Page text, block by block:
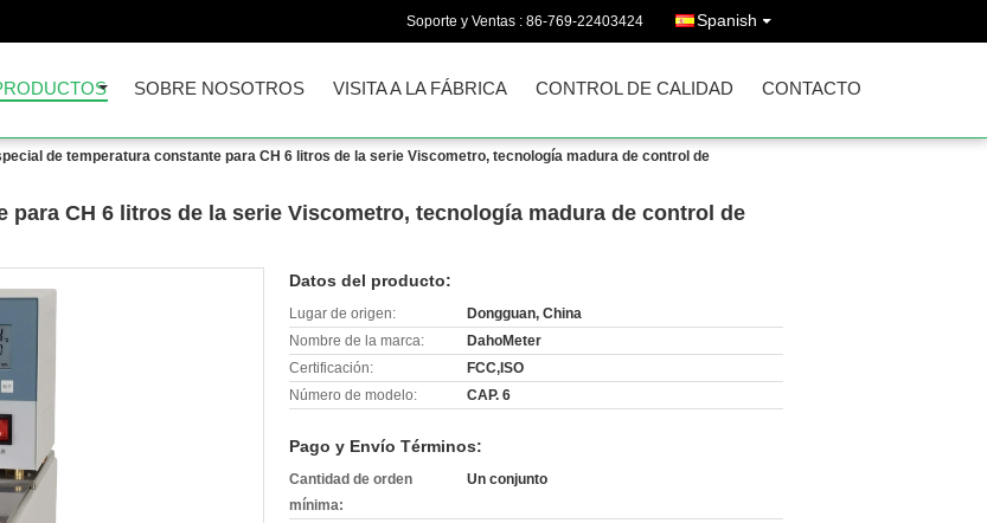
Soporte y Ventas : 86-769-22403424 Spanish
SOBRE NOSOTROS VISITA A LA FÁBRICA CONTROL DE CALIDAD CONTACTO
de temperatura constante para CH 6 litros de la serie Viscometro, tecnología madura de control de
para CH 6 litros de la serie Viscometro, tecnología madura de control de
Datos del producto:
Lugar de origen:
Dongguan, China
Nombre de la marca:
DahoMeter
Certificación:
FCC,ISO
Número de modelo:
CAP. 6
Pago y Envío Términos:
Cantidad de orden
mínima:
Un conjunto